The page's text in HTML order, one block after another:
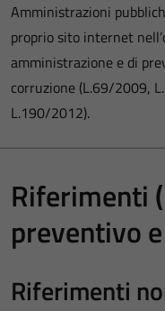
Amministrazioni
proprio sito internet
amministrazione e di
corruzione (L.69/2009,
L.190/2012).
Riferimenti
preventivo
Riferimenti